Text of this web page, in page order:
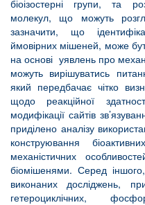
біоізостерні групи, та
молекул, що можуть
зазначити, що
ймовірних мішеней, може
на основі уявлень про
можуть вирішуватись
який передбачає чітко
щодо реакційної
модифікації сайтів
приділено аналізу
конструювання
механістичних
біомішенями. Серед
виконаних досліджень,
гетероциклічних,